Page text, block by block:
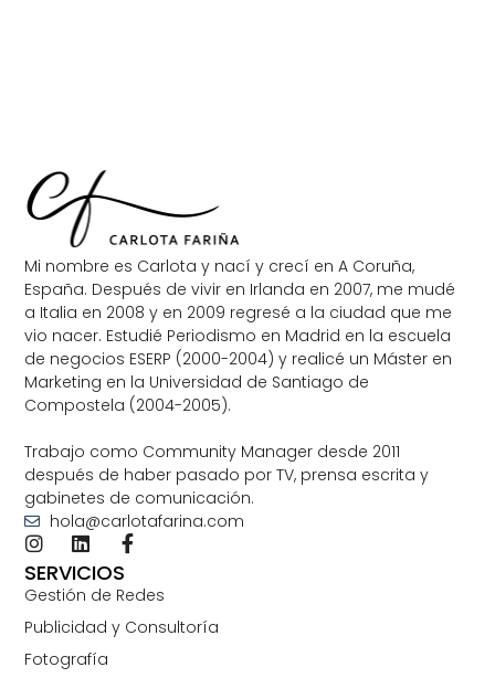
Mi nombre es Carlota y nací y crecí en A Coruña,
España. Después de vivir en Irlanda en 2007, me mudé
a Italia en 2008 y en 2009 regresé a la ciudad que me
vio nacer. Estudié Periodismo en Madrid en la escuela
de negocios ESERP (2000-2004) y realicé un Máster en
Marketing en la Universidad de Santiago de
Compostela (2004-2005).
Trabajo como Community Manager desde 2011
después de haber pasado por TV, prensa escrita y
gabinetes de comunicación.
hola@carlotafarina.com
SERVICIOS
Gestión de Redes
Publicidad y Consultoría
Fotografía